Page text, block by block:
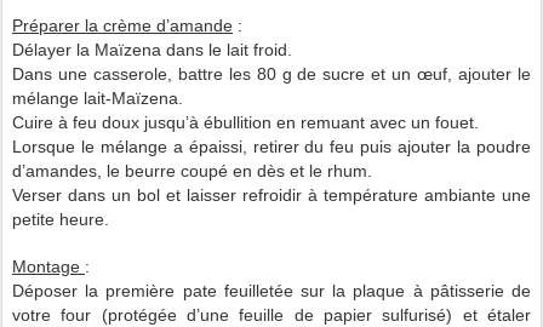
Préparer la crème d’amande :
Délayer la Maïzena dans le lait froid.
Dans une casserole, battre les 80 g de sucre et un œuf, ajouter le
mélange lait-Maïzena.
Cuire à feu doux jusqu’à ébullition en remuant avec un fouet.
Lorsque le mélange a épaissi, retirer du feu puis ajouter la poudre
d’amandes, le beurre coupé en dès et le rhum.
Verser dans un bol et laisser refroidir à température ambiante une
petite heure.
Montage :
Déposer la première pate feuilletée sur la plaque à pâtisserie de
votre four (protégée d’une feuille de papier sulfurisé) et étaler